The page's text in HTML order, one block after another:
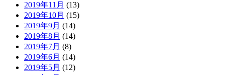
2019年11月 (13)
2019年10月 (15)
2019年9月 (14)
2019年8月 (14)
2019年7月 (8)
2019年6月 (14)
2019年5月 (12)